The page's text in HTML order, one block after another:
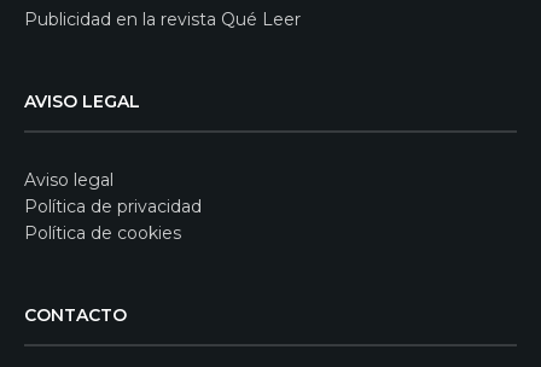
Publicidad en la revista Qué Leer
AVISO LEGAL
Aviso legal
Política de privacidad
Política de cookies
CONTACTO